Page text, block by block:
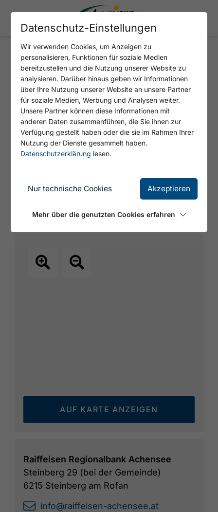
BANKOMAT - RAIFFEISEN
REGIONALBANK ACHENSEE IN
STEINBERG AM ROFAN
© Achensee Tourismus
AUF KARTE ANZEIGEN
Raiffeisen Regionalbank Achensee
Steinberg 29 (bei der Gemeinde)
6215 Steinberg am Rofan
info@raiffeisen-achensee.at
Datenschutz-Einstellungen
Wir verwenden Cookies, um Anzeigen zu
personalisieren, Funktionen für soziale Medien
bereitzustellen und die Nutzung unserer Website zu
analysieren. Darüber hinaus geben wir Informationen
über Ihre Nutzung unserer Website an unsere Partner
für soziale Medien, Werbung und Analysen weiter.
Unsere Partner können diese Informationen mit
anderen Daten zusammenführen, die Sie ihnen zur
Verfügung gestellt haben oder die sie im Rahmen Ihrer
Nutzung der Dienste gesammelt haben.
Datenschutzerklärung lesen.
Nur technische Cookies Akzeptieren
Mehr über die genutzten Cookies erfahren